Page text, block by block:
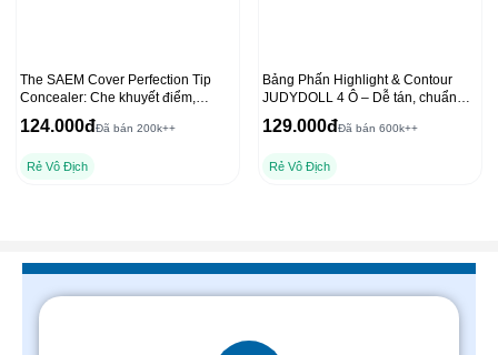
The SAEM Cover Perfection Tip
Concealer: Che khuyết điểm,
chống nắng hiệu quả
124.000đĐã bán 200k++
Rẻ Vô Địch
Bảng Phấn Highlight & Contour
JUDYDOLL 4 Ô – Dễ tán, chuẩn
màu 3D, lâu trôi 9g
129.000đĐã bán 600k++
Rẻ Vô Địch